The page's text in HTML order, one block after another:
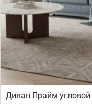
Диван Прайм